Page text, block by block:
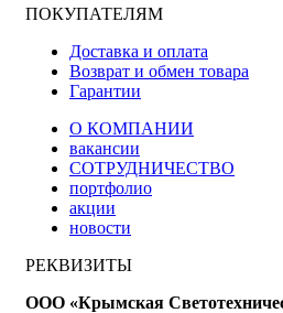
ПОКУПАТЕЛЯМ
Доставка и оплата
Возврат и обмен товара
Гарантии
О КОМПАНИИ
вакансии
СОТРУДНИЧЕСТВО
портфолио
акции
новости
РЕКВИЗИТЫ
ООО «Крымская